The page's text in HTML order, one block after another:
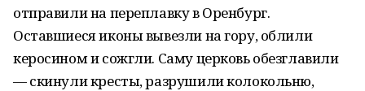
отправили на переплавку в Оренбург.
Оставшиеся иконы вывезли на гору, облили
керосином и сожгли. Саму церковь обезглавили
— скинули кресты, разрушили колокольню,